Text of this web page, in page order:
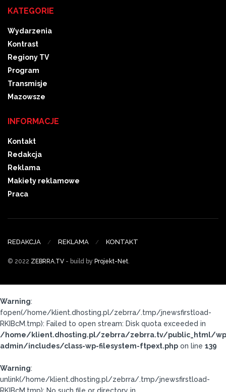
KATEGORIE
Wydarzenia
Kontrast
Regiony TV
Program
Transmisje
Mazowsze
INFORMACJE
Kontakt
Redakcja
Reklama
Makiety reklamowe
Praca
REDAKCJA REKLAMA KONTAKT
© 2022 ZEBRRA.TV - build by Projekt-Net
Warning:
fopen(/home/klient.dhosting.pl/zebrra/.tmp/jnewsfirstload-
RKIBcM.tmp): Failed to open stream: Disk quota exceeded in
/home/klient.dhosting.pl/zebrra/zebrra.tv/public_html/
admin/includes/class-wp-filesystem-ftpext.php on line 139
Warning:
unlink(/home/klient.dhosting.pl/zebrra/.tmp/jnewsfirstload-
RKIBcM.tmp): No such file or directory in